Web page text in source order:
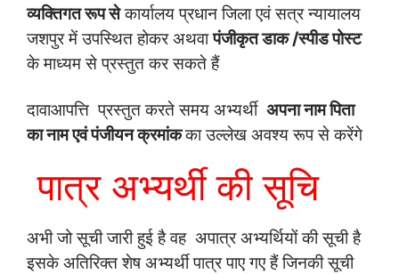
व्यक्तिगत रूप सेकार्यालय प्रधान जिला एवं सत्र न्यायालय
जशपुर में उपस्थित होकर अथवापंजीकृत डाक /स्पीड पोस्ट
के माध्यम से प्रस्तुत कर सकते हैं
दावाआपत्ति प्रस्तुत करते समय अभ्यर्थी अपना नाम पिता
का नाम एवं पंजीयन क्रमांकका उल्लेख अवश्य रूप से करेंगे
पात्र अभ्यर्थी की सूचि
अभी जो सूची जारी हुई है वह अपात्र अभ्यर्थियों की सूची है
इसके अतिरिक्त शेष अभ्यर्थी पात्र पाए गए हैं जिनकी सूची